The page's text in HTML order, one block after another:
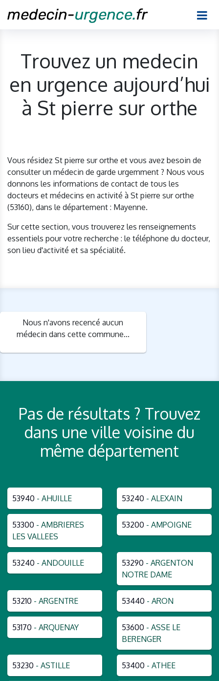
Trouvez un medecin
en urgence aujourd’hui
à St pierre sur orthe
Vous résidez St pierre sur orthe et vous avez besoin de
consulter un médecin de garde urgemment ? Nous vous
donnons les informations de contact de tous les
docteurs et médecins en activité à St pierre sur orthe
(53160), dans le département : Mayenne.
Sur cette section, vous trouverez les renseignements
essentiels pour votre recherche : le téléphone du docteur,
son lieu d'activité et sa spécialité.
Nous n'avons recencé aucun
médecin dans cette commune...
Pas de résultats ? Trouvez
dans une ville voisine du
même département
53940 - AHUILLE 53240 - ALEXAIN
53300 - AMBRIERES
LES VALLEES
53200 - AMPOIGNE
53240 - ANDOUILLE 53290 - ARGENTON
NOTRE DAME
53210 - ARGENTRE 53440 - ARON
53170 - ARQUENAY 53600 - ASSE LE
BERENGER
53230 - ASTILLE 53400 - ATHEE